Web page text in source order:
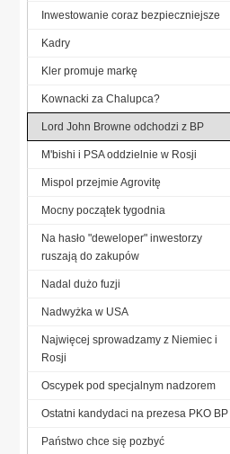
Inwestowanie coraz bezpieczniejsze
Kadry
Kler promuje markę
Kownacki za Chalupca?
Lord John Browne odchodzi z BP
M'bishi i PSA oddzielnie w Rosji
Mispol przejmie Agrovitę
Mocny początek tygodnia
Na hasło "deweloper" inwestorzy
ruszają do zakupów
Nadal dużo fuzji
Nadwyżka w USA
Najwięcej sprowadzamy z Niemiec i
Rosji
Oscypek pod specjalnym nadzorem
Ostatni kandydaci na prezesa PKO BP
Państwo chce się pozbyć